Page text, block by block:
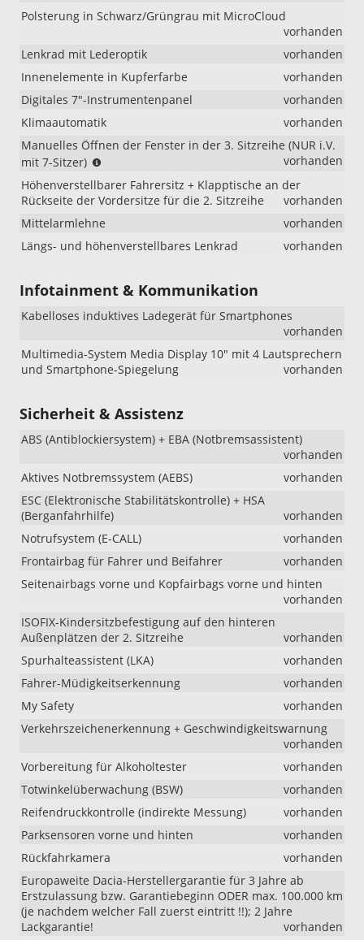
Polsterung in Schwarz/Grüngrau mit MicroCloud
vorhanden
Lenkrad mit Lederoptik
vorhanden
Innenelemente in Kupferfarbe
vorhanden
Digitales 7"-Instrumentenpanel
vorhanden
Klimaautomatik
vorhanden
Manuelles Öffnen der Fenster in der 3. Sitzreihe (NUR i.V.
mit 7-Sitzer)
mit
7-
Sitzer)
vorhanden
Höhenverstellbarer Fahrersitz + Klapptische an der
Rückseite der Vordersitze für die 2. Sitzreihe
vorhanden
Mittelarmlehne
vorhanden
Längs- und höhenverstellbares Lenkrad
vorhanden
Infotainment & Kommunikation
Kabelloses induktives Ladegerät für Smartphones
vorhanden
Multimedia-System Media Display 10" mit 4 Lautsprechern
und Smartphone-Spiegelung
vorhanden
Sicherheit & Assistenz
ABS (Antiblockiersystem) + EBA (Notbremsassistent)
vorhanden
Aktives Notbremssystem (AEBS)
vorhanden
ESC (Elektronische Stabilitätskontrolle) + HSA
(Berganfahrhilfe)
vorhanden
Notrufsystem (E-CALL)
vorhanden
Frontairbag für Fahrer und Beifahrer
vorhanden
Seitenairbags vorne und Kopfairbags vorne und hinten
vorhanden
ISOFIX-Kindersitzbefestigung auf den hinteren
Außenplätzen der 2. Sitzreihe
vorhanden
Spurhalteassistent (LKA)
vorhanden
Fahrer-Müdigkeitserkennung
vorhanden
My Safety
vorhanden
Verkehrszeichenerkennung + Geschwindigkeitswarnung
vorhanden
Vorbereitung für Alkoholtester
vorhanden
Totwinkelüberwachung (BSW)
vorhanden
Reifendruckkontrolle (indirekte Messung)
vorhanden
Parksensoren vorne und hinten
vorhanden
Rückfahrkamera
vorhanden
Europaweite Dacia-Herstellergarantie für 3 Jahre ab
Erstzulassung bzw. Garantiebeginn ODER max. 100.000 km
(je nachdem welcher Fall zuerst eintritt !!); 2 Jahre
Lackgarantie!
vorhanden